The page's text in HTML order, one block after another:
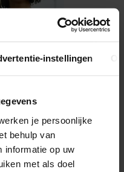
instellingen
je persoonlijke
behulp van
informatie op uw
met als doel
nu in de winkel